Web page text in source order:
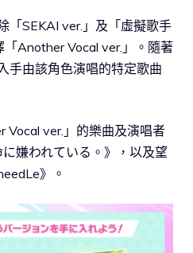
「SEKAI ver.」及「虛擬歌手
Another Vocal ver.」。隨著
手由該角色演唱的特定歌曲
Vocal ver.」的樂曲及演唱者
嫌われている。》，以及望
》。